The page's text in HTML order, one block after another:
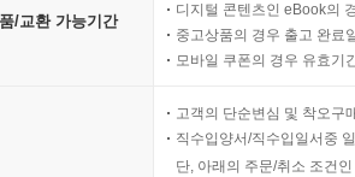
/교환 가능기간
디지털 콘텐츠인 eBook의
중고상품의 경우 출고 완료
모바일 쿠폰의 경우 유효기
고객의 단순변심 및 착오구
직수입양서/직수입일서중
단, 아래의 주문/취소 조건